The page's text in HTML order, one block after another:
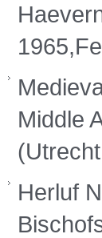
Middle
Herluf